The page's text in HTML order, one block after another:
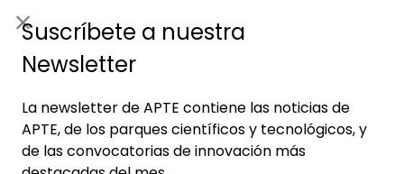
Suscríbete a nuestra
Newsletter
La newsletter de APTE contiene las noticias de
APTE, de los parques científicos y tecnológicos, y
de las convocatorias de innovación más